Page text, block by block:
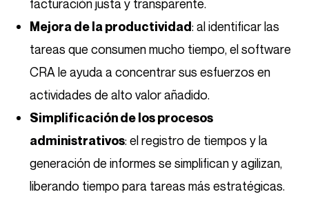
facturación justa y transparente.
Mejora de la productividad: al identificar las
tareas que consumen mucho tiempo, el software
CRA le ayuda a concentrar sus esfuerzos en
actividades de alto valor añadido.
Simplificación de los procesos
administrativos: el registro de tiempos y la
generación de informes se simplifican y agilizan,
liberando tiempo para tareas más estratégicas.